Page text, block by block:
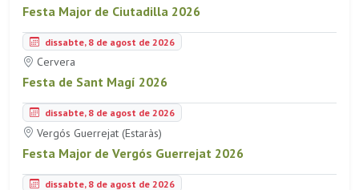
Festa Major de Ciutadilla 2026
dissabte, 8 de agost de 2026
Cervera
Festa de Sant Magí 2026
dissabte, 8 de agost de 2026
Vergós Guerrejat (Estaràs)
Festa Major de Vergós Guerrejat 2026
dissabte, 8 de agost de 2026